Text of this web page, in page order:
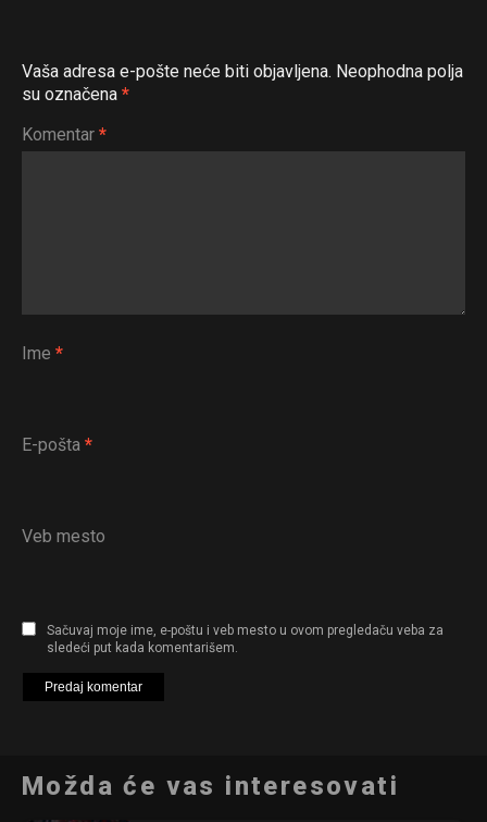
Vaša adresa e-pošte neće biti objavljena. Neophodna polja
su označena *
Komentar *
Ime *
E-pošta *
Veb mesto
Sačuvaj moje ime, e-poštu i veb mesto u ovom pregledaču veba za
sledeći put kada komentarišem.
Možda će vas interesovati